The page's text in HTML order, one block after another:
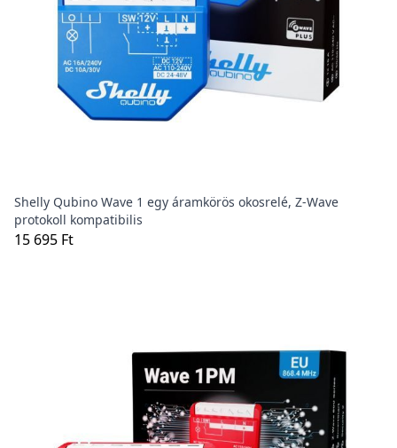
Shelly Qubino Wave 1 egy áramkörös okosrelé, Z-Wave
protokoll kompatibilis
15 695 Ft